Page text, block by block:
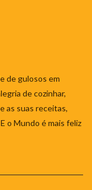
de gulosos em
de cozinhar,
as suas receitas,
o Mundo é mais feliz